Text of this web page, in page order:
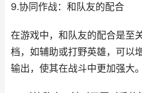
9.协同作战：和队友的配合
在游戏中，和队友的配合是至
档，如辅助或打野英雄，可以
输出，使其在战斗中更加强大。